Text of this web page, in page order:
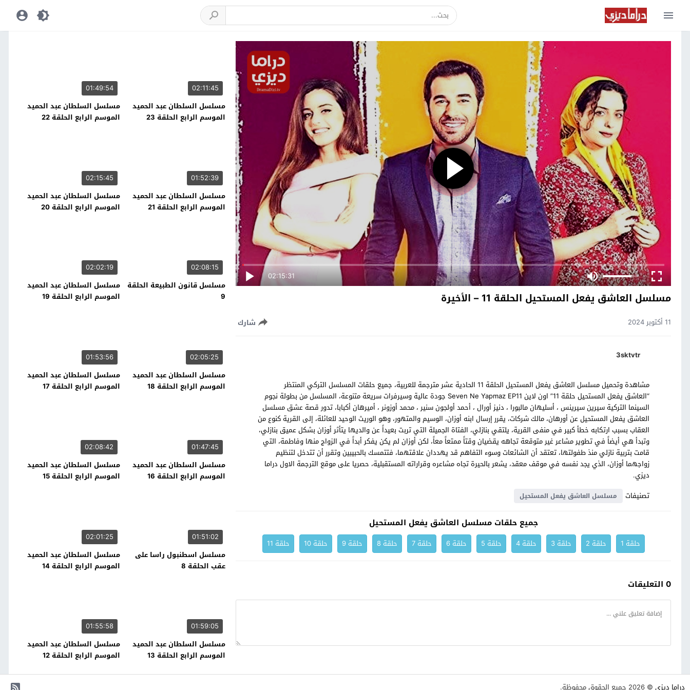
02:15:31
مسلسل العاشق يفعل المستحيل الحلقة 11 – الأخيرة
11 أكتوبر 2024 شارك
3sktvtr
مشاهدة وتحميل مسلسل العاشق يفعل المستحيل الحلقة 11 الحادية عشر مترجمة للعربية، جميع حلقات المسلسل التركي المنتظر
“العاشق يفعل المستحيل حلقة 11” اون لاين Seven Ne Yapmaz EP11 جودة عالية وسيرفرات سريعة متنوعة، المسلسل من بطولة نجوم
السينما التركية سيرين سيرينس ، أسليهان مالبورا ، دنيز أورال ، أحمد أولجون سنير ، محمد أوزونر ، أميرهان أكبابا، تدور قصة عشق مسلسل
العاشق يفعل المستحيل عن أورهان، مالك شركات، يقرر إرسال ابنه أوزان، الوسيم والمتهور، وهو الوريث الوحيد للعائلة، إلى القرية كنوع من
العقاب بسبب ارتكابه خطأ كبير في منفى القرية، يلتقي بنازلي، الفتاة الجميلة التي تربت بعيداً عن والديها يتأثر أوزان بشكل عميق بنازلي،
وتبدأ هي أيضاً في تطوير مشاعر غير متوقعة تجاهه يقضيان وقتاً ممتعاً معاً، لكن أوزان لم يكن يفكر أبداً في الزواج منها وفاطمة، التي
قامت بتربية نازلي منذ طفولتها، تعتقد أن الشائعات وسوء التفاهم قد يهددان علاقتهما، فتتمسك بالحبيبين وتقرر أن تتدخل لتنظيم
زواجهما أوزان، الذي يجد نفسه في موقف معقد، يشعر بالحيرة تجاه مشاعره وقراراته المستقبلية، حصريا على موقع الترجمة الاول دراما
ديزي.
تصنيفات
مسلسل العاشق يفعل المستحيل
جميع حلقات مسلسل العاشق يفعل المستحيل
حلقة 1 حلقة 2 حلقة 3 حلقة 4 حلقة 5 حلقة 6 حلقة 7 حلقة 8 حلقة 9 حلقة 10 حلقة 11
0 التعليقات
02:11:45
مسلسل السلطان عبد الحميد
الموسم الرابع الحلقة 23
01:49:54
مسلسل السلطان عبد الحميد
الموسم الرابع الحلقة 22
01:52:39
مسلسل السلطان عبد الحميد
الموسم الرابع الحلقة 21
02:15:45
مسلسل السلطان عبد الحميد
الموسم الرابع الحلقة 20
02:08:15
مسلسل قانون الطبيعة الحلقة
9
02:02:19
مسلسل السلطان عبد الحميد
الموسم الرابع الحلقة 19
02:05:25
مسلسل السلطان عبد الحميد
الموسم الرابع الحلقة 18
01:53:56
مسلسل السلطان عبد الحميد
الموسم الرابع الحلقة 17
01:47:45
مسلسل السلطان عبد الحميد
الموسم الرابع الحلقة 16
02:08:42
مسلسل السلطان عبد الحميد
الموسم الرابع الحلقة 15
01:51:02
مسلسل اسطنبول راسا على
عقب الحلقة 8
02:01:25
مسلسل السلطان عبد الحميد
الموسم الرابع الحلقة 14
01:59:05
مسلسل السلطان عبد الحميد
الموسم الرابع الحلقة 13
01:55:58
مسلسل السلطان عبد الحميد
الموسم الرابع الحلقة 12
دراما ديزي © 2026 جميع الحقوق محفوظة.